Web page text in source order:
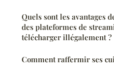
Quels sont les avantages
des plateformes de
télécharger illégalement ?
Comment raffermir ses